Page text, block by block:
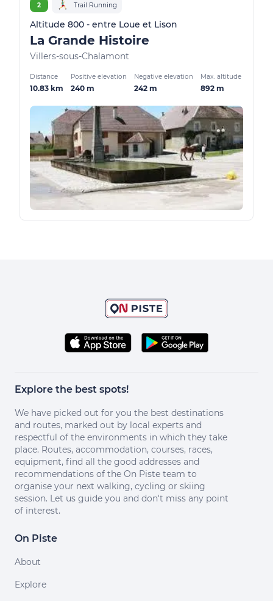
2 Trail Running
Altitude 800 - entre Loue et Lison
La Grande Histoire
Villers-sous-Chalamont
Distance
10.83 km
Positive elevation
240 m
Negative elevation
242 m
Max. altitude
892 m
Explore the best spots!
We have picked out for you the best destinations
and routes, marked out by local experts and
respectful of the environments in which they take
place. Routes, accommodation, courses, races,
equipment, find all the good addresses and
recommendations of the On Piste team to
organise your next walking, cycling or skiing
session. Let us guide you and don't miss any point
of interest.
On Piste
About
Explore